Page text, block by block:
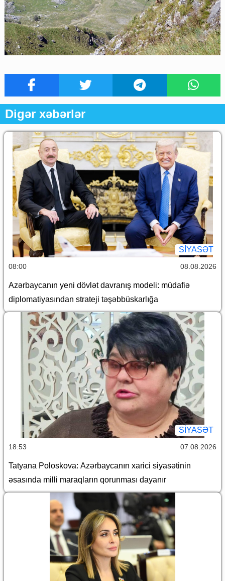
Digər xəbərlər
SİYASƏT
08:00 08.08.2026
Azərbaycanın yeni dövlət davranış modeli: müdafiə
diplomatiyasından strateji təşəbbüskarlığa
SİYASƏT
18:53 07.08.2026
Tatyana Poloskova: Azərbaycanın xarici siyasətinin
əsasında milli maraqların qorunması dayanır